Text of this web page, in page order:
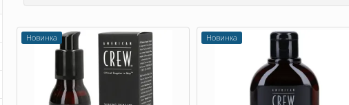
Новинка Новинка